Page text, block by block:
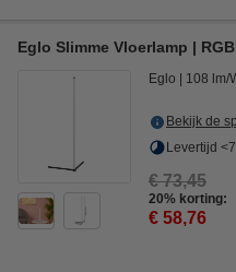
Eglo Slimme Vloerlamp |
Eglo 108 lm/
Bekijk de
Levertijd
€ 73,45
20% korting:
€ 58,76